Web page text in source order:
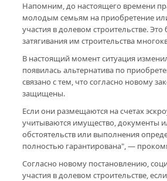
Напомним, до настоящего времени
молодым семьям на приобретение
участия в долевом строительстве.
затягивания им строительства
В настоящий момент ситуация
появилась альтернатива по
связано с тем, что согласно новому
защищены.
Если они размещаются на счетах
учитываются имущество, документы
обстоятельств или выполнения
полностью гарантирована", —
Согласно новому постановлению,
участия в долевом строительстве,